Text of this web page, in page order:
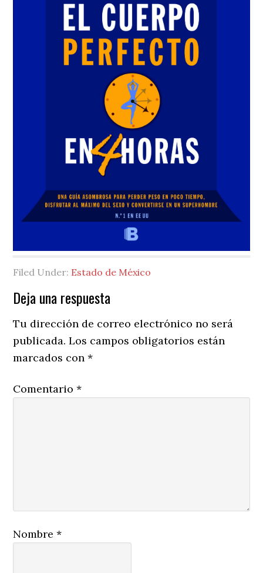
Filed Under: Estado de México
Reader
Interactions
Deja una respuesta
Tu dirección de correo electrónico no será
publicada. Los campos obligatorios están
marcados con*
Comentario*
Nombre*